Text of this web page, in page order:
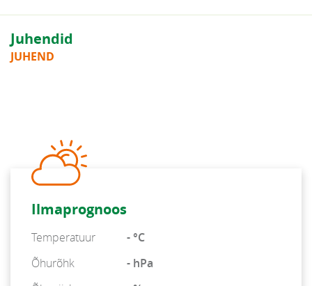
Juhendid
JUHEND
Ilmaprognoos
Temperatuur
- °C
Õhurõhk
- hPa